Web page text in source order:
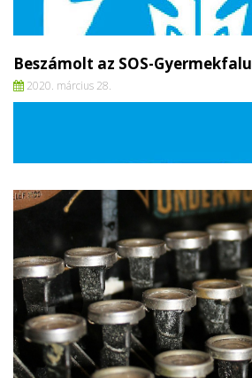
Beszámolt az SOS-Gyermekfalu
2020. március 28.